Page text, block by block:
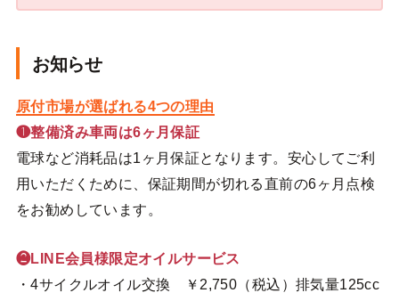
お知らせ
原付市場が選ばれる4つの理由
❶整備済み車両は6ヶ月保証
電球など消耗品は1ヶ月保証となります。安心してご利
用いただくために、保証期間が切れる直前の6ヶ月点検
をお勧めしています。
❷LINE会員様限定オイルサービス
・4サイクルオイル交換 ￥2,750（税込）排気量125cc